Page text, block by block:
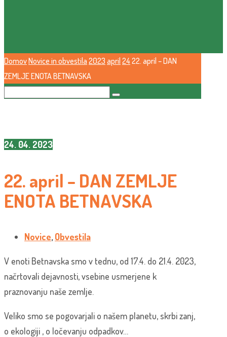
DomovNovice in obvestila 2023 april 2422. april – DAN
ZEMLJE ENOTA BETNAVSKA
24. 04. 2023
22. april – DAN ZEMLJE
ENOTA BETNAVSKA
Novice,Obvestila
V enoti Betnavska smo v tednu, od 17.4. do 21.4. 2023,
načrtovali dejavnosti, vsebine usmerjene k
praznovanju naše zemlje.
Veliko smo se pogovarjali o našem planetu, skrbi zanj,
o ekologiji , o ločevanju odpadkov…